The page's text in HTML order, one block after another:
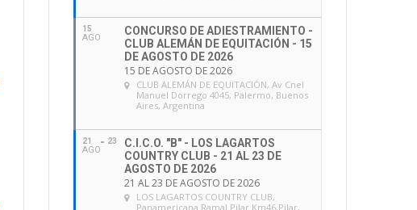
15
AGO
CONCURSO DE ADIESTRAMIENTO -
CLUB ALEMÁN DE EQUITACIÓN - 15
DE AGOSTO DE 2026
15 DE AGOSTO DE 2026
CLUB ALEMÁN DE EQUITACIÓN, Av Cnel
Manuel Dorrego 4045, Palermo, Buenos
Aires, Argentina
21
AGO
23
C.I.C.O. "B" - LOS LAGARTOS
COUNTRY CLUB - 21 AL 23 DE
AGOSTO DE 2026
21 AL 23 DE AGOSTO DE 2026
LOS LAGARTOS COUNTRY CLUB,
Panamericana Ramal Pilar Km46,Pilar,